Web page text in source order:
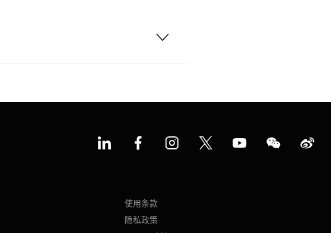
使用条款
隐私政策